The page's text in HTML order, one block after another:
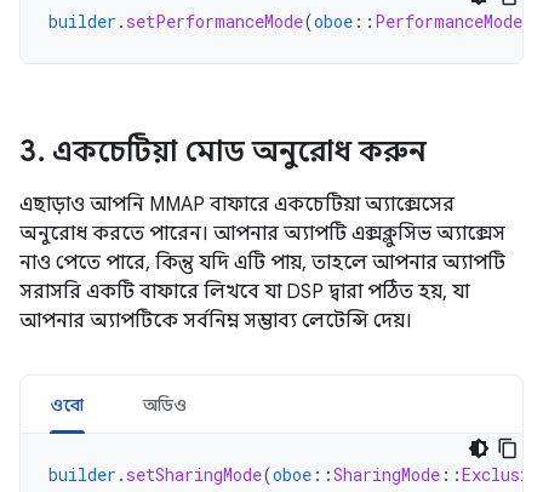
builder . setPerformanceMode(oboe :: PerformanceMode
3. একচেটিয়া মোড অনুরোধ করুন
এছাড়াও আপনি MMAP বাফারে একচেটিয়া অ্যাক্সেসের
অনুরোধ করতে পারেন। আপনার অ্যাপটি এক্সক্লুসিভ অ্যাক্সেস
নাও পেতে পারে, কিন্তু যদি এটি পায়, তাহলে আপনার অ্যাপটি
সরাসরি একটি বাফারে লিখবে যা DSP দ্বারা পঠিত হয়, যা
আপনার অ্যাপটিকে সর্বনিম্ন সম্ভাব্য লেটেন্সি দেয়।
ওবো অডিও
builder . setSharingMode(oboe ::SharingMode ::